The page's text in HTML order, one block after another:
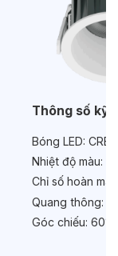
Thông số kỹ
Bóng LED:
Nhiệt độ màu:
Chỉ số hoàn
Quang thông:
Góc chiếu: 60°